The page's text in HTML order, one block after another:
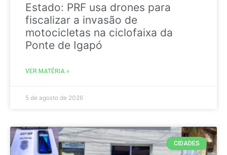
Estado: PRF usa drones para
fiscalizar a invasão de
motocicletas na ciclofaixa da
Ponte de Igapó
VER MATÉRIA »
5 de agosto de 2026
CIDADES